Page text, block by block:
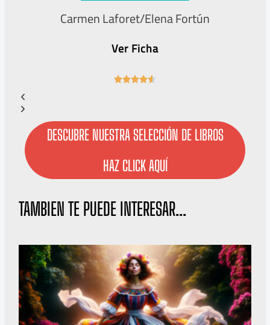
Carmen Laforet/Elena Fortún
Ver Ficha

5
DESCUBRE NUESTRA SELECCIÓN DE LIBROS
HAZ CLICK AQUÍ
TAMBIEN TE PUEDE INTERESAR...